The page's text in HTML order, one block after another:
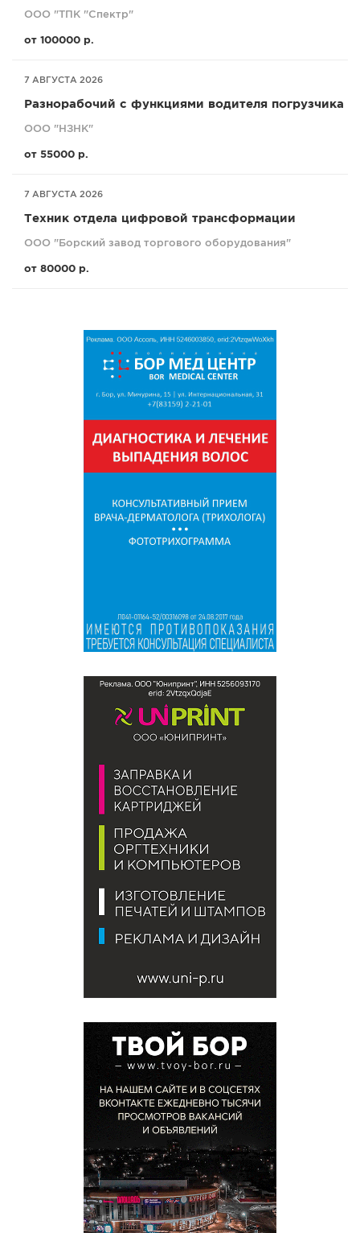
ООО "ТПК "Спектр"
от 100000 р.
7 АВГУСТА 2026
Разнорабочий с функциями водителя погрузчика
ООО "НЗНК"
от 55000 р.
7 АВГУСТА 2026
Техник отдела цифровой трансформации
ООО "Борский завод торгового оборудования"
от 80000 р.